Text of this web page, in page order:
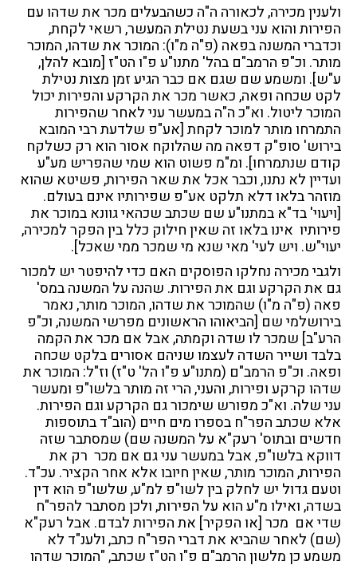
ולענין מכירה, לכאורה ה"ה כשהבעלים מכר את שדהו עם
הפירות והוא עני בשעת נטילת המעשר, רשאי לקחת,
וכדברי המשנה בפאה (פ"ה מ"ו): המוכר את שדהו, המוכר
מותר. וכ"פ הרמב"ם בהל' מתנו"ע פ"ו הט"ז [מובא להלן,
ע"ש]. ומשמע שם שגם אם כבר הגיע זמן מצות נטילת
לקט שכחה ופאה, כאשר מכר את הקרקע והפירות יכול
המוכר ליטול. וא"כ ה"ה במעשר עני לאחר שהפירות
התמרחו מותר למוכר לקחת [אע"פ שלדעת רבי המובא
בירוש' סופ"ק דפאה מה שהלוקח אסור הוא רק כשלקח
קודם שנתמרחו]. ומ"מ פשוט הוא שמי שהפריש מע"ע
ועדיין לא נתנו, וכבר אכל את שאר הפירות, פשיטא שהוא
מוזהר בלאו דלא תלקט אע"פ שפירותיו אינם בעולם.
[ויעוי' בד"א במתנו"ע שם שכתב שכהאי גוונא במוכר את
פירותיו אינו בלאו זה שאין חילוק כלל בין הפקר למכירה,
יעוי"ש. ויש לעי' מאי שנא מי שמכר ממי שאכל].
ולגבי מכירה נחלקו הפוסקים האם כדי להיפטר יש למכור
גם את הקרקע וגם את הפירות. שהנה על המשנה במס'
פאה (פ"ה מ"ו) שהמוכר את שדהו, המוכר מותר, נאמר
בירושלמי שם [הביאוהו הראשונים מפרשי המשנה, וכ"פ
הרע"ב] שמכר לו שדה וקמתה, אבל אם מכר את הקמה
בלבד ושייר השדה לעצמו שניהם אסורים בלקט שכחה
ופאה. וכ"פ הרמב"ם (מתנו"ע פ"ו הל' ט"ז) וז"ל: המוכר את
שדהו קרקע ופירות, והעני, הרי זה מותר בלשו"פ ומעשר
עני שלה. וא"כ מפורש שימכור גם הקרקע וגם הפירות.
אלא שכתב הפר"ח בספרו מים חיים (הוב"ד בתוספות
חדשים ובתוס' רעק"א על המשנה שם) שמסתבר שזה
דווקא בלשו"פ, אבל במעשר עני גם אם מכר רק את
הפירות, המוכר מותר, שאין חיובו אלא אחר הקציר. עכ"ד.
וטעם גדול יש לחלק בין לשו"פ למ"ע, שלשו"פ הוא דין
בשדה, ואילו מ"ע הוא על הפירות, ולכן מסתבר להפר"ח
שדי אם מכר [או הפקיר] את הפירות לבדם. אבל רעק"א
(שם) לאחר שהביא את דברי הפר"ח כתב, ולענ"ד לא
משמע כן מלשון הרמב"ם פ"ו הט"ז שכתב, "המוכר שדהו